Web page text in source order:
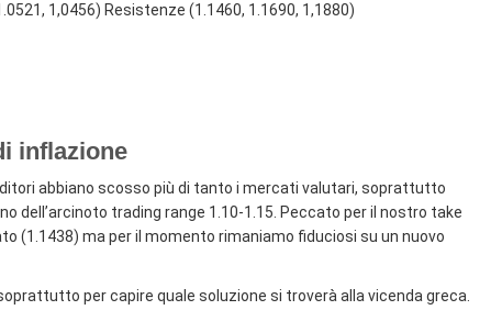
1,0456) Resistenze (1.1460, 1.1690, 1,1880)
inflazione
abbiano scosso più di tanto i mercati valutari, soprattutto
dell’arcinoto trading range 1.10-1.15. Peccato per il nostro take
(1.1438) ma per il momento rimaniamo fiduciosi su un nuovo
per capire quale soluzione si troverà alla vicenda greca.